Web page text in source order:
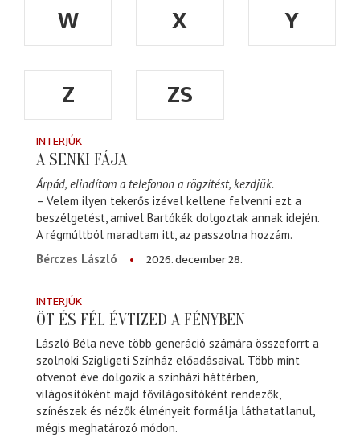
W
X
Y
Z
ZS
INTERJÚK
A SENKI FÁJA
Árpád, elindítom a telefonon a rögzítést, kezdjük.
– Velem ilyen tekerős izével kellene felvenni ezt a
beszélgetést, amivel Bartókék dolgoztak annak idején.
A régmúltból maradtam itt, az passzolna hozzám.
Bérczes László
2026. december 28.
INTERJÚK
ÖT ÉS FÉL ÉVTIZED A FÉNYBEN
László Béla neve több generáció számára összeforrt a
szolnoki Szigligeti Színház előadásaival. Több mint
ötvenöt éve dolgozik a színházi háttérben,
világosítóként majd fővilágosítóként rendezők,
színészek és nézők élményeit formálja láthatatlanul,
mégis meghatározó módon.